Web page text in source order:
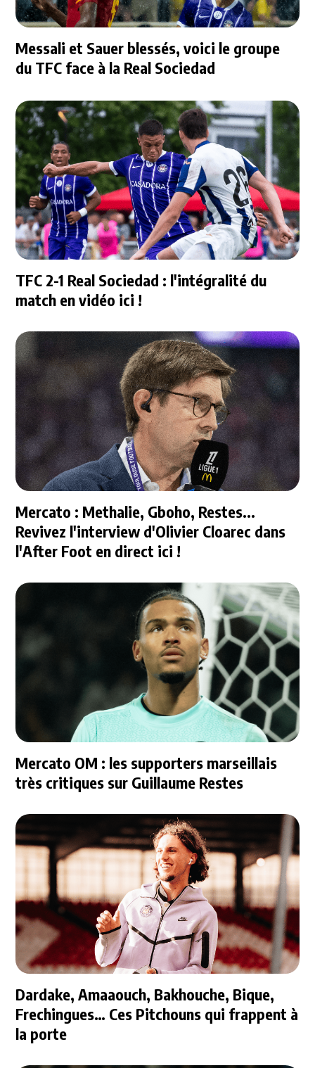
Messali et Sauer blessés, voici le groupe
du TFC face à la Real Sociedad
TFC 2-1 Real Sociedad : l'intégralité du
match en vidéo ici !
Mercato : Methalie, Gboho, Restes...
Revivez l'interview d'Olivier Cloarec dans
l'After Foot en direct ici !
Mercato OM : les supporters marseillais
très critiques sur Guillaume Restes
Dardake, Amaaouch, Bakhouche, Bique,
Frechingues… Ces Pitchouns qui frappent à
la porte